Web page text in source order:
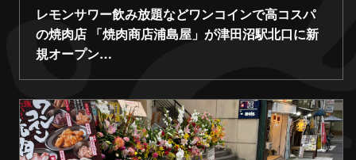
レモンサワー飲み放題などワンコインで高コスパ
の焼肉店 「焼肉商店浦島屋」が津田沼駅北口に新
規オープン…